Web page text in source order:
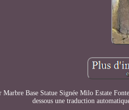
Marbre Base Statue Signée Milo Estate
dessous une traduction